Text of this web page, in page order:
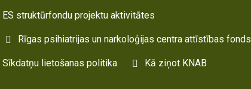
ES struktūrfondu projektu aktivitātes
Rīgas psihiatrijas un narkoloģijas centra attīstības fonds
Sīkdatņu lietošanas politika Kā ziņot KNAB